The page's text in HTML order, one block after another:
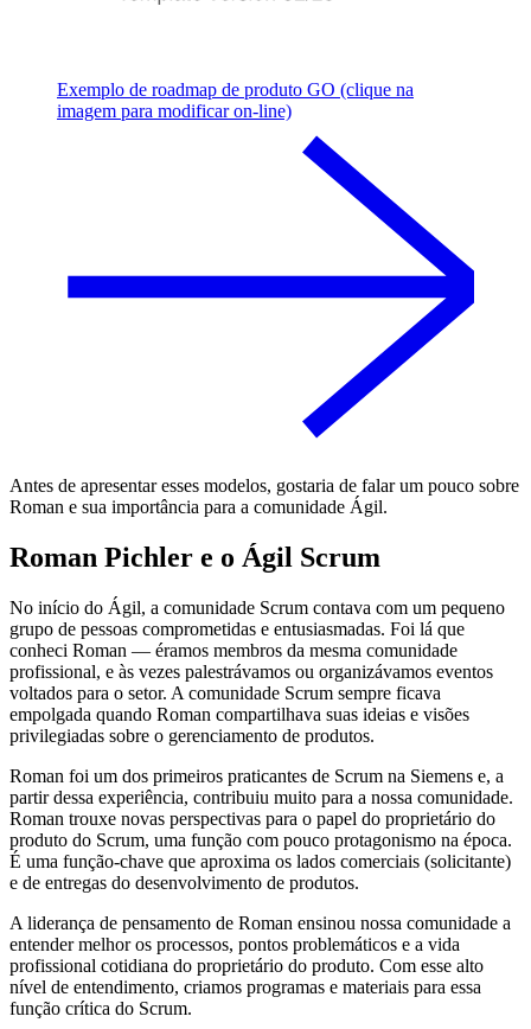
Exemplo de roadmap de produto GO (clique na
imagem para modificar on-line)
Antes de apresentar esses modelos, gostaria de falar um pouco sobre
Roman e sua importância para a comunidade Ágil.
Roman Pichler e o Ágil Scrum
No início do Ágil, a comunidade Scrum contava com um pequeno
grupo de pessoas comprometidas e entusiasmadas. Foi lá que
conheci Roman — éramos membros da mesma comunidade
profissional, e às vezes palestrávamos ou organizávamos eventos
voltados para o setor. A comunidade Scrum sempre ficava
empolgada quando Roman compartilhava suas ideias e visões
privilegiadas sobre o gerenciamento de produtos.
Roman foi um dos primeiros praticantes de Scrum na Siemens e, a
partir dessa experiência, contribuiu muito para a nossa comunidade.
Roman trouxe novas perspectivas para o papel do proprietário do
produto do Scrum, uma função com pouco protagonismo na época.
É uma função-chave que aproxima os lados comerciais (solicitante)
e de entregas do desenvolvimento de produtos.
A liderança de pensamento de Roman ensinou nossa comunidade a
entender melhor os processos, pontos problemáticos e a vida
profissional cotidiana do proprietário do produto. Com esse alto
nível de entendimento, criamos programas e materiais para essa
função crítica do Scrum.